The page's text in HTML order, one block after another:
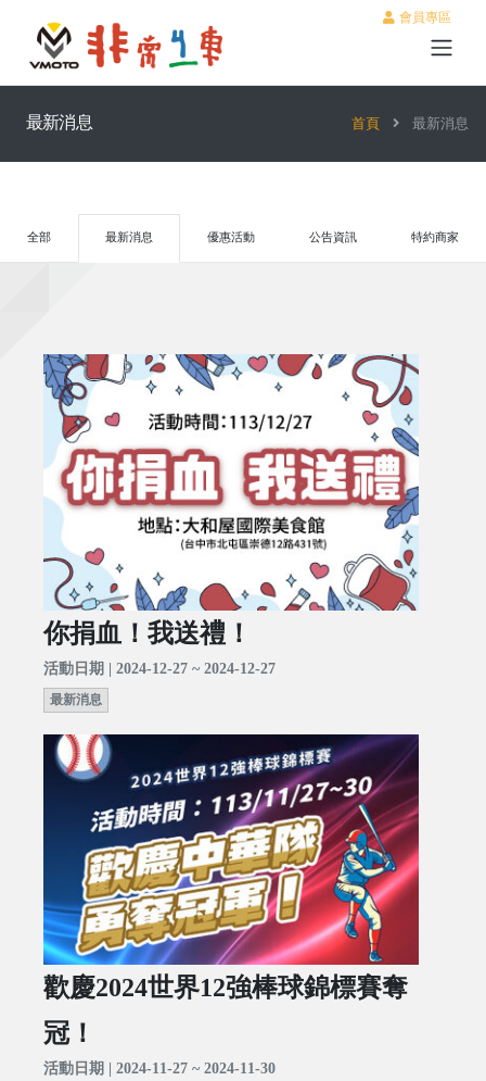
會員專區
最新消息 首頁 最新消息
全部 最新消息 優惠活動 公告資訊 特約商家
你捐血！我送禮！
活動日期 | 2024-12-27 ~ 2024-12-27
最新消息
歡慶2024世界12強棒球錦標賽奪
冠！
活動日期 | 2024-11-27 ~ 2024-11-30